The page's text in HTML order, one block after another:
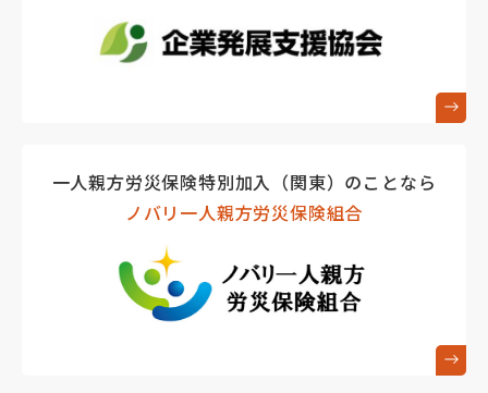
一人親方労災保険特別加入（関東）のことなら
ノバリ一人親方労災保険組合